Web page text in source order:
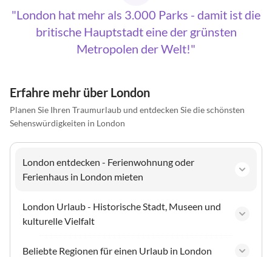
London hat mehr als 3.000 Parks - damit ist die
britische Hauptstadt eine der grünsten
Metropolen der Welt!
Erfahre mehr über London
Planen Sie Ihren Traumurlaub und entdecken Sie die schönsten
Sehenswürdigkeiten in London
London entdecken - Ferienwohnung oder
Ferienhaus in London mieten
London Urlaub - Historische Stadt, Museen und
kulturelle Vielfalt
Beliebte Regionen für einen Urlaub in London